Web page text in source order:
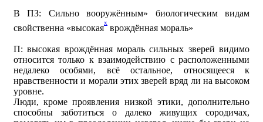
В ПЗ: Сильно вооружённым» биологическим видам
свойственна «высокая
x
врождённая мораль»
П: высокая врождённая мораль сильных зверей видимо
относится только к взаимодействию с расположенными
недалеко особями, всё остальное, относящееся к
нравственности и морали этих зверей вряд ли на высоком
уровне.
Люди, кроме проявления низкой этики, дополнительно
способны заботиться о далеко живущих сородичах,